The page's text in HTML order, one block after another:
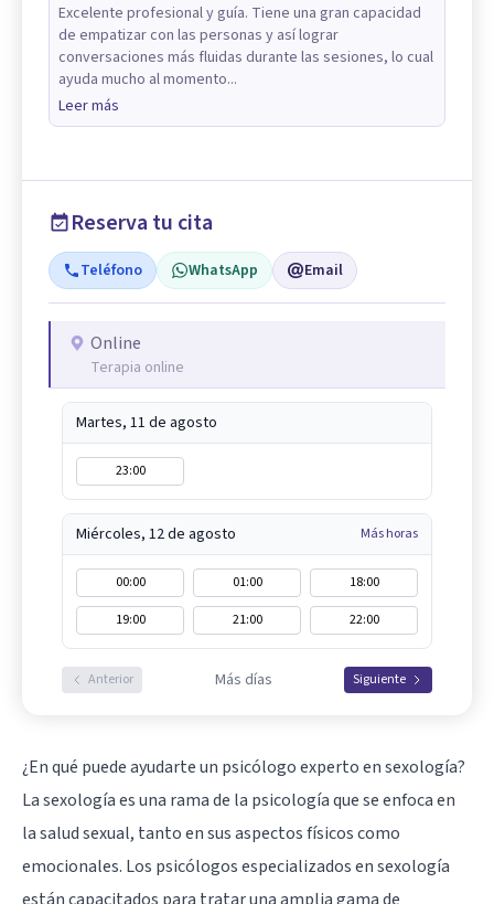
Excelente profesional y guía. Tiene una gran capacidad
de empatizar con las personas y así lograr
conversaciones más fluidas durante las sesiones, lo cual
ayuda mucho al momento...
Leer más
Reserva tu cita
Teléfono WhatsApp Email
Online
Terapia online
Martes, 11 de agosto
23:00
Miércoles, 12 de agosto Más horas
00:00 01:00
18:00
19:00
21:00 22:00
Anterior Más días Siguiente
¿En qué puede ayudarte un psicólogo experto en sexología?
La sexología es una rama de la psicología que se enfoca en
la salud sexual, tanto en sus aspectos físicos como
emocionales. Los psicólogos especializados en sexología
están capacitados para tratar una amplia gama de